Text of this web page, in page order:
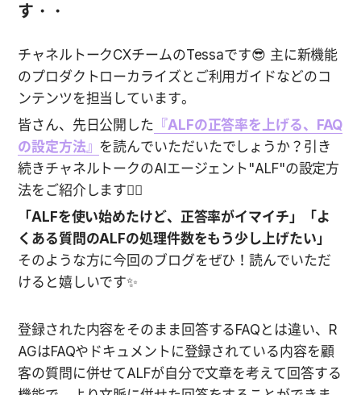
す・・
チャネルトークCXチームのTessaです😎 主に新機能
のプロダクトローカライズとご利用ガイドなどのコ
ンテンツを担当しています。
皆さん、先日公開した 『ALFの正答率を上げる、FAQ
の設定方法』 を読んでいただいたでしょうか？引き
続きチャネルトークのAIエージェント"ALF"の設定方
法をご紹介します💁‍♀️
「ALFを使い始めたけど、正答率がイマイチ」「よ
くある質問のALFの処理件数をもう少し上げたい」
そのような方に今回のブログをぜひ！読んでいただ
けると嬉しいです✨
登録された内容をそのまま回答するFAQとは違い、R
AGはFAQやドキュメントに登録されている内容を顧
客の質問に併せてALFが自分で文章を考えて回答する